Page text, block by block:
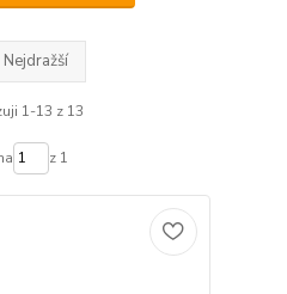
Nejdražší
1-13 z 13
z 1